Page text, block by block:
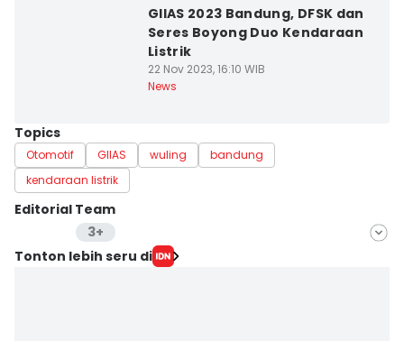
GIIAS 2023 Bandung, DFSK dan
Seres Boyong Duo Kendaraan
Listrik
22 Nov 2023, 16:10 WIB
News
Topics
Otomotif GIIAS wuling
bandung
kendaraan listrik
Editorial Team
3+
Editor
Tonton lebih seru di